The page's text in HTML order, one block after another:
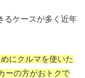
るケースが多く近年
にクルマを使いた
ーの方がおトクで